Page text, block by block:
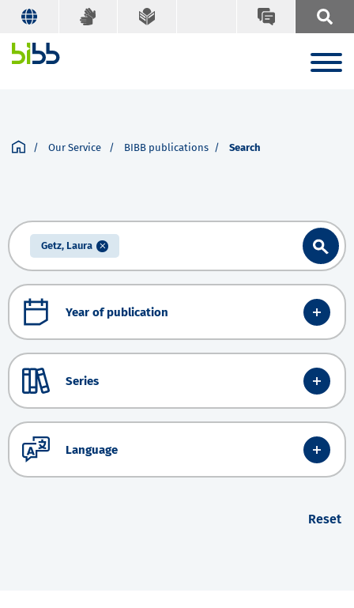
Our Service BIBB publications Search
Getz, Laura
Year of publication
Series
Language
Reset